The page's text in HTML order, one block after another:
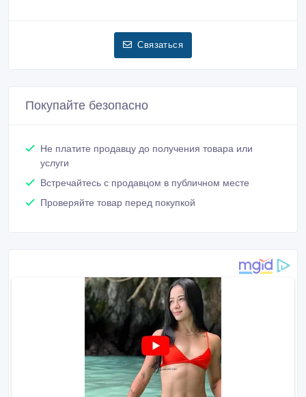
Связаться
Покупайте безопасно
Не платите продавцу до получения товара или
услуги
Встречайтесь с продавцом в публичном месте
Проверяйте товар перед покупкой